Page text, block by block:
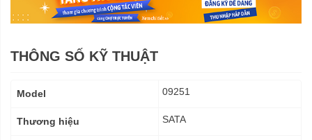
THÔNG SỐ KỸ THUẬT
kỹ
Model 09251
Thương hiệu SATA